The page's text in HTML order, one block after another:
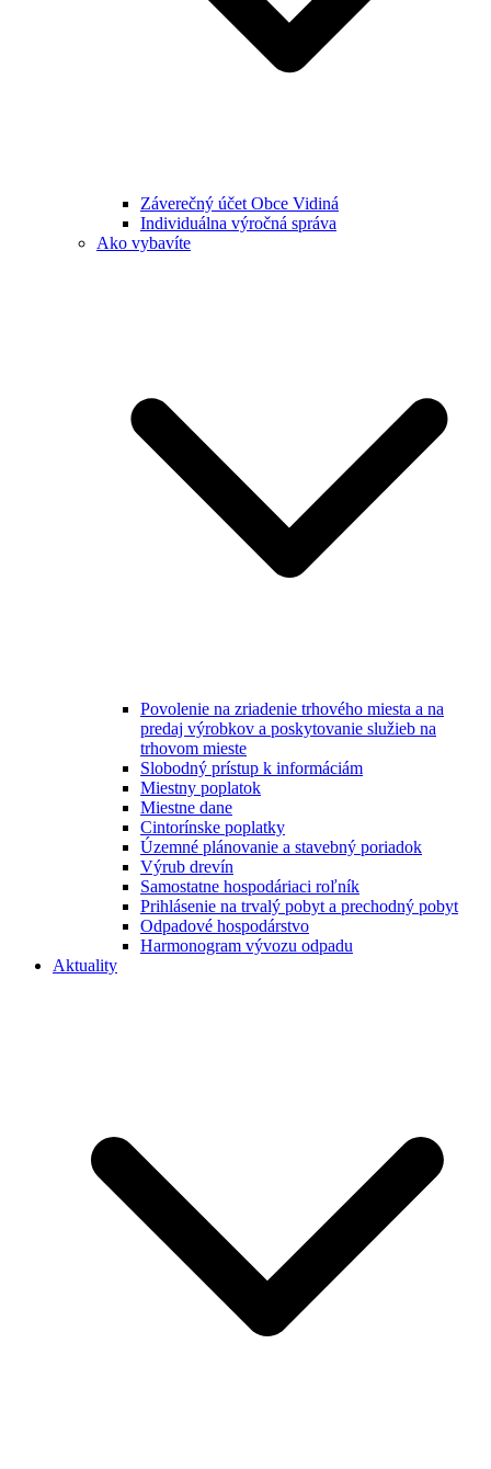
Záverečný účet Obce Vidiná
Individuálna výročná správa
Ako vybavíte
Povolenie na zriadenie trhového miesta a na
predaj výrobkov a poskytovanie služieb na
trhovom mieste
Slobodný prístup k informáciám
Miestny poplatok
Miestne dane
Cintorínske poplatky
Územné plánovanie a stavebný poriadok
Výrub drevín
Samostatne hospodáriaci roľník
Prihlásenie na trvalý pobyt a prechodný pobyt
Odpadové hospodárstvo
Harmonogram vývozu odpadu
Aktuality